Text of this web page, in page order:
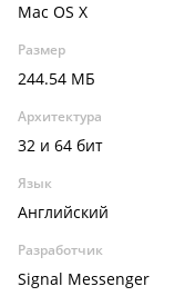
Mac OS X
Размер
244.54 МБ
Архитектура
32 и 64 бит
Язык
Английский
Разработчик
Signal Messenger